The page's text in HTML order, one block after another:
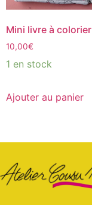
Mini livre à colorier
10,00€
1 en stock
Ajouter au panier